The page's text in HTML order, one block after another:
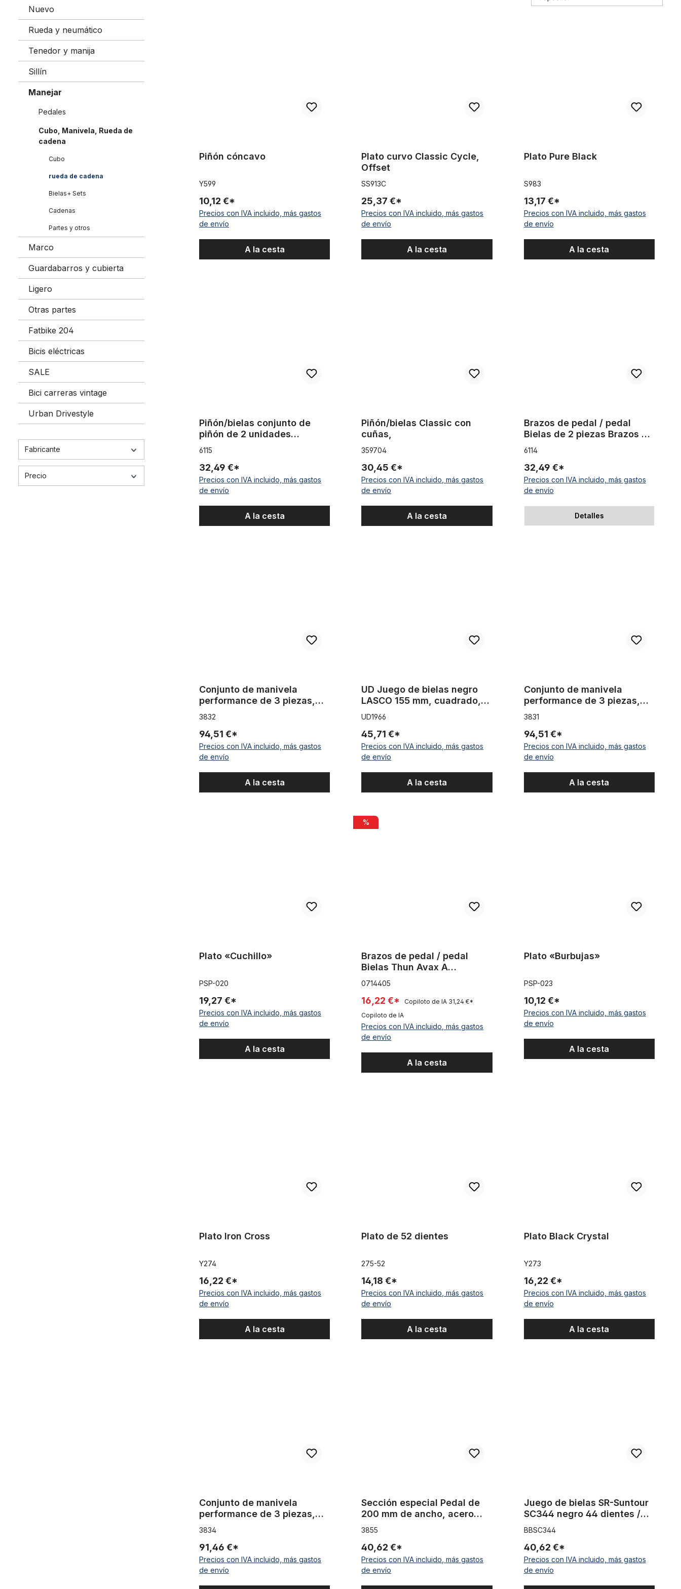
Nuevo
Rueda y neumático
Tenedor y manija
Sillín
Manejar
Pedales
Cubo, Manivela, Rueda de
cadena
Cubo
rueda de cadena
Bielas+ Sets
Cadenas
Partes y otros
Marco
Guardabarros y cubierta
Ligero
Otras partes
Fatbike 204
Bicis eléctricas
SALE
Bici carreras vintage
Urban Drivestyle
Fabricante
Precio
Piñón cóncavo
Y599
10,12 €*
Precios con IVA incluido, más gastos
de envío
A la cesta
Plato curvo Classic Cycle,
Offset
SS913C
25,37 €*
Precios con IVA incluido, más gastos
de envío
A la cesta
Plato Pure Black
S983
13,17 €*
Precios con IVA incluido, más gastos
de envío
A la cesta
Piñón/bielas conjunto de
piñón de 2 unidades
cuadrado en negro, aluminio
negro
6115
32,49 €*
Precios con IVA incluido, más gastos
de envío
A la cesta
Piñón/bielas Classic con
cuñas,
359704
30,45 €*
Precios con IVA incluido, más gastos
de envío
A la cesta
Brazos de pedal / pedal
Bielas de 2 piezas Brazos de
pedal cuadrado de aluminio
con piñón cromado
6114
32,49 €*
Precios con IVA incluido, más gastos
de envío
Detalles
Conjunto de manivela
performance de 3 piezas,
eje de 8 dientes
3832
94,51 €*
Precios con IVA incluido, más gastos
de envío
A la cesta
UD Juego de bielas negro
LASCO 155 mm, cuadrado,
52 dientes
UD1966
45,71 €*
Precios con IVA incluido, más gastos
de envío
A la cesta
Conjunto de manivela
performance de 3 piezas,
eje de 8 dientes
3831
94,51 €*
Precios con IVA incluido, más gastos
de envío
A la cesta
Plato «Cuchillo»
PSP-020
19,27 €*
Precios con IVA incluido, más gastos
de envío
A la cesta
Brazos de pedal / pedal Bielas Thun Avax A (alu/steel) 44 T / 170
%
Brazos de pedal / pedal
Bielas Thun Avax A
(alu/steel) 44 T / 170
0714405
16,22 €* Copiloto de IA 31,24 €*
Copiloto de IA
Precios con IVA incluido, más gastos
de envío
A la cesta
Plato «Burbujas»
PSP-023
10,12 €*
Precios con IVA incluido, más gastos
de envío
A la cesta
Plato Iron Cross
Y274
16,22 €*
Precios con IVA incluido, más gastos
de envío
A la cesta
Plato de 52 dientes
275-52
14,18 €*
Precios con IVA incluido, más gastos
de envío
A la cesta
Plato Black Crystal
Y273
16,22 €*
Precios con IVA incluido, más gastos
de envío
A la cesta
Conjunto de manivela
performance de 3 piezas,
eje de 8 dientes cromado
3834
91,46 €*
Precios con IVA incluido, más gastos
de envío
Sección especial Pedal de
200 mm de ancho, acero
plateado, bruñido
3855
40,62 €*
Precios con IVA incluido, más gastos
de envío
Juego de bielas SR-Suntour
SC344 negro 44 dientes /
170 / eje cuadrado
BBSC344
40,62 €*
Precios con IVA incluido, más gastos
de envío